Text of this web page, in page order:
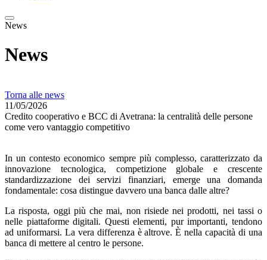
News
News
Torna alle news
11/05/2026
Credito cooperativo e BCC di Avetrana: la centralità delle persone
come vero vantaggio competitivo
In un contesto economico sempre più complesso, caratterizzato da
innovazione tecnologica, competizione globale e crescente
standardizzazione dei servizi finanziari, emerge una domanda
fondamentale: cosa distingue davvero una banca dalle altre?
La risposta, oggi più che mai, non risiede nei prodotti, nei tassi o
nelle piattaforme digitali. Questi elementi, pur importanti, tendono
ad uniformarsi. La vera differenza è altrove. È nella capacità di una
banca di mettere al centro le persone.